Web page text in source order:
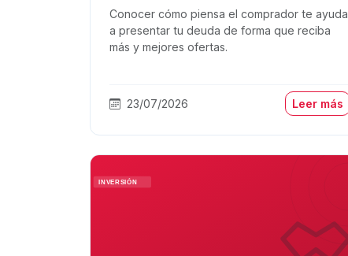
Conocer cómo piensa el comprador te ayuda
a presentar tu deuda de forma que reciba
más y mejores ofertas.
23/07/2026 Leer más